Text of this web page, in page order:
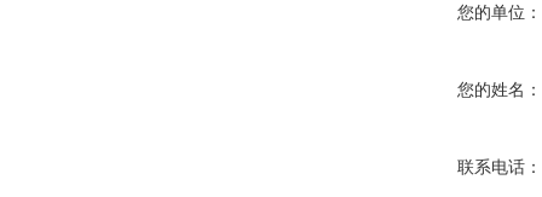
您的单位：
您的姓名：
联系电话：